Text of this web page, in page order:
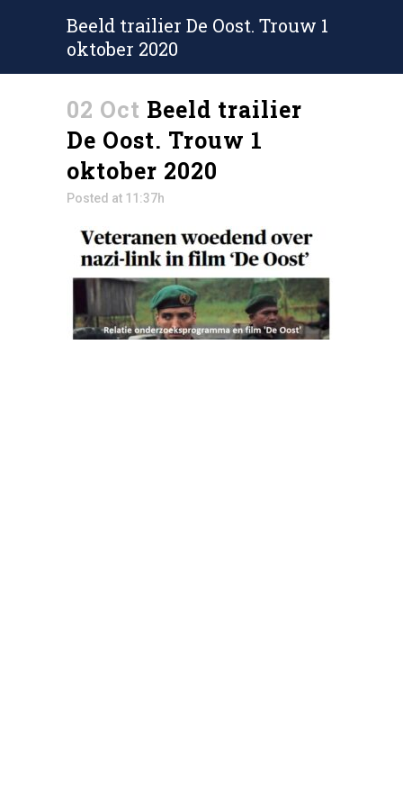
Beeld trailier De Oost. Trouw 1
oktober 2020
02 Oct Beeld trailier
De Oost. Trouw 1
oktober 2020
Posted at 11:37h